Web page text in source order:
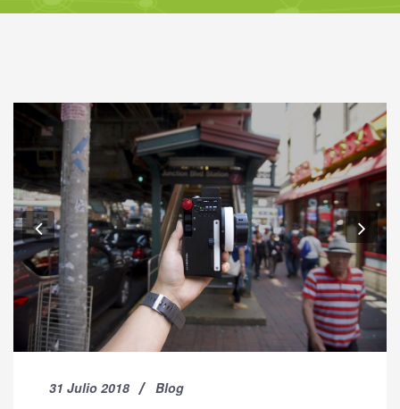
Previous
31 Julio 2018 Blog